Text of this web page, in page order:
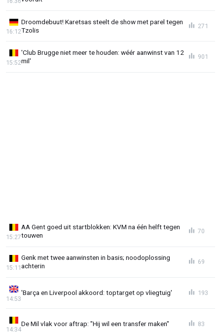
Droomdebuut! Karetsas steelt de show met parel tegen
Tzolis
16:12
271
'Club Brugge niet meer te houden: wéér aanwinst van 12
mil'
15:52
901
AA Gent goed uit startblokken: KVM na één helft tegen
touwen
15:27
70
Genk met twee aanwinsten in basis; noodoplossing
achterin
15:11
69
'Barça en Liverpool akkoord: toptarget op vliegtuig'
14:53
193
De Mil vlak voor aftrap: "Hij wil een transfer maken"
14:34
83